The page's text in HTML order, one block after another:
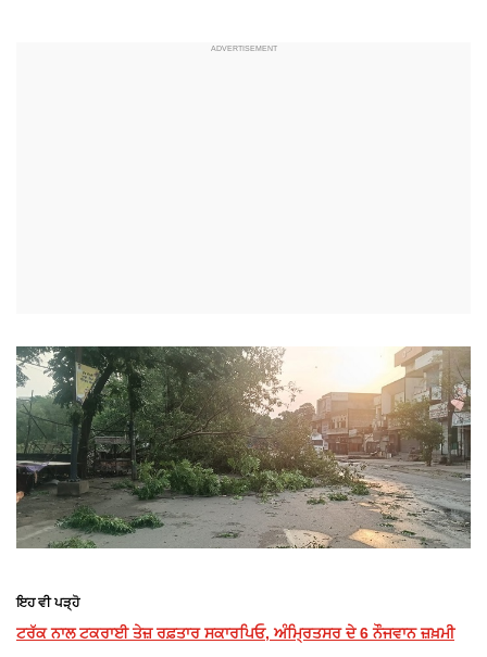
ਇਹ ਵੀ ਪੜ੍ਹੋ
ਟਰੱਕ ਨਾਲ ਟਕਰਾਈ ਤੇਜ਼ ਰਫ਼ਤਾਰ ਸਕਾਰਪਿਓ, ਅੰਮ੍ਰਿਤਸਰ ਦੇ 6 ਨੌਜਵਾਨ ਜ਼ਖ਼ਮੀ